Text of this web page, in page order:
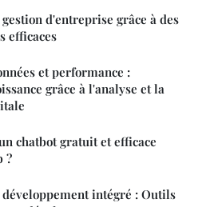
d'entreprise grâce à des
efficaces
et performance :
grâce à l'analyse et la
chatbot gratuit et efficace
?
intégré : Outils